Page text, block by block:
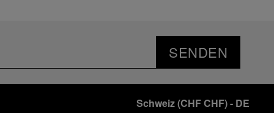
SENDEN
Schweiz(CHF CHF)- DE